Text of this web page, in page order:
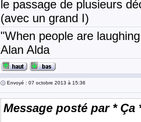
le passage de plusieurs
(avec un grand I)
"When people are
Alan Alda
Envoyé : 07 octobre 2013 à 15:36
Message posté par * Ça